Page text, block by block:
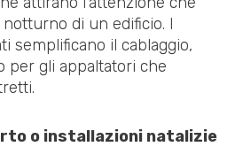
di un edificio. I
semplificano il cablaggio,
per gli appaltatori che
o installazioni natalizie